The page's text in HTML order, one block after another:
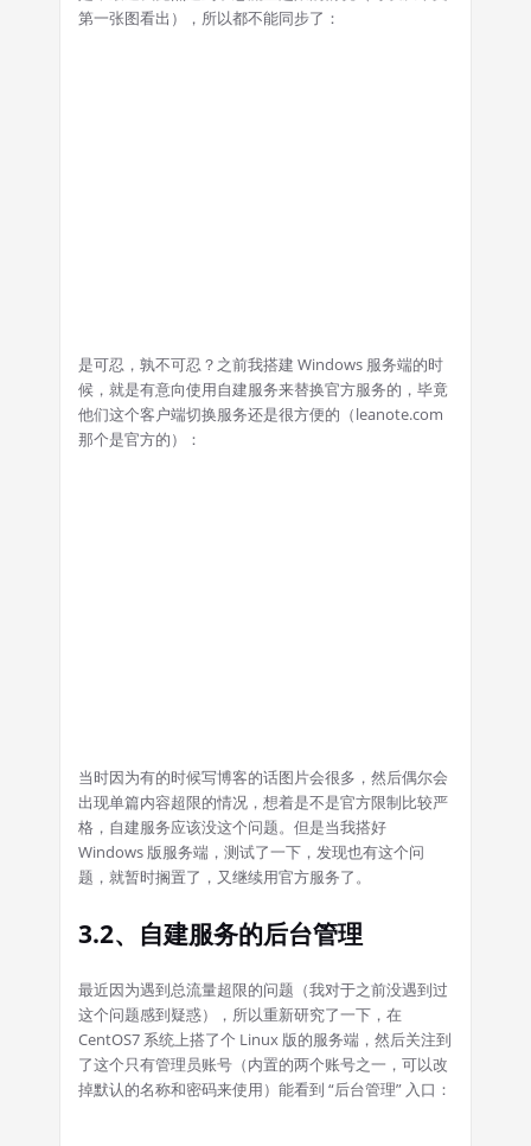
第一张图看出），所以都不能同步了：
是可忍，孰不可忍？之前我搭建 Windows 服务端的时
候，就是有意向使用自建服务来替换官方服务的，毕竟
他们这个客户端切换服务还是很方便的（leanote.com
那个是官方的）：
当时因为有的时候写博客的话图片会很多，然后偶尔会
出现单篇内容超限的情况，想着是不是官方限制比较严
格，自建服务应该没这个问题。但是当我搭好
Windows 版服务端，测试了一下，发现也有这个问
题，就暂时搁置了，又继续用官方服务了。
3.2、自建服务的后台管理
最近因为遇到总流量超限的问题（我对于之前没遇到过
这个问题感到疑惑），所以重新研究了一下，在
CentOS7 系统上搭了个 Linux 版的服务端，然后关注到
了这个只有管理员账号（内置的两个账号之一，可以改
掉默认的名称和密码来使用）能看到 “后台管理” 入口：